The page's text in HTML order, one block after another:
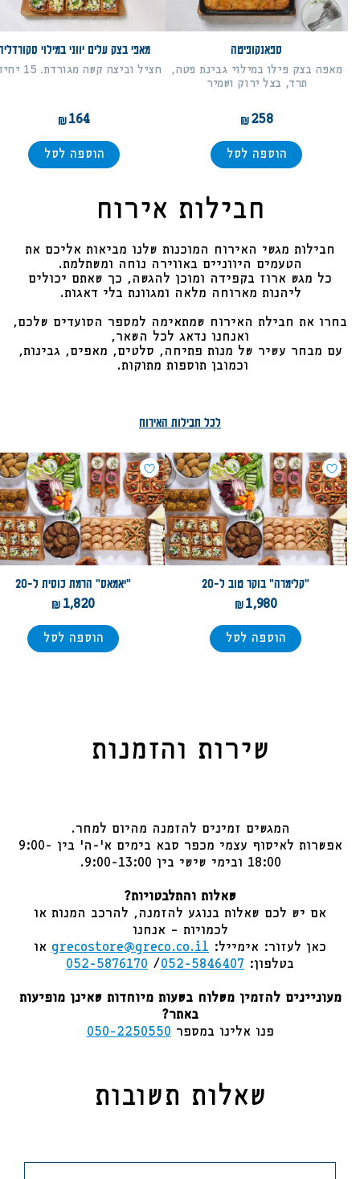
ספאנקופיטה
מאפה בצק פילו במילוי גבינת פטה,
תרד, בצל ירוק ושמיר
258
הוספה לסל
מאפי בצק עלים יווני במילוי
חציל וביצה קשה מגורדת. 15 יחידות
164
הוספה לסל
חבילות אירוח
חבילות מגשי האירוח המוכנות שלנו מביאות אליכם את
הטעמים היווניים באווירה נוחה ומשתלמת.
כל מגש ארוז בקפידה ומוכן להגשה, כך שאתם יכולים
ליהנות מארוחה מלאה ומגוונת בלי דאגות.
בחרו את חבילת האירוח שמתאימה למספר הסועדים שלכם,
ואנחנו נדאג לכל השאר,
עם מבחר עשיר של מנות פתיחה, סלטים, מאפים, גבינות,
וכמובן תוספות מתוקות.
"קלימרה" בוקר טוב ל-20
1,980
הוספה לסל
"יאמאס" הרמת כוסית ל-20
1,820
הוספה לסל
לכל חבילות האירוח
על
מוצרי
חבילות
שירות והזמנות
המגשים זמינים להזמנה מהיום למחר.
אפשרות לאיסוף עצמי מכפר סבא בימים א'-ה' בין 9:00-
18:00 ובימי שישי בין 9:00-13:00.
שאלות והתלבטויות?
אם יש לכם שאלות בנוגע להזמנה, להרכב המנות או
לכמויות – אנחנו
כאן לעזור: אימייל: grecostore@greco.co.il או
בטלפון: 052-5846407
/
052-5876170
מעוניינים להזמין משלוח בשעות מיוחדות שאינן מופיעות
באתר?
פנו אלינו במספר 050-2250550
שאלות תשובות